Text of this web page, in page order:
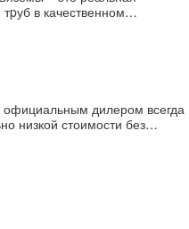
в качественном…
дилером всегда
низкой стоимости без…